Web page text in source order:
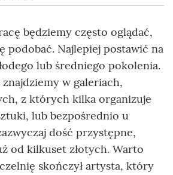
będziemy często oglądać,
podobać. Najlepiej postawić na
lub średniego pokolenia.
w galeriach,
z których kilka organizuje
lub bezpośrednio u
dość przystępne,
od kilkuset złotych. Warto
skończył artysta, który